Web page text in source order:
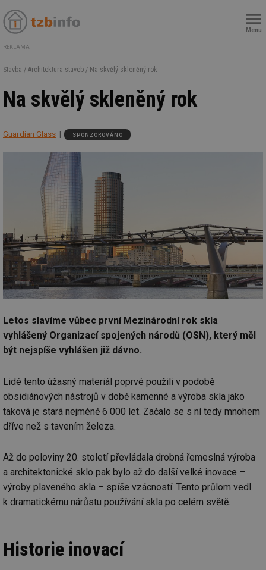
Menu
REKLAMA
Stavba / Architektura staveb / Na skvělý skleněný rok
Na skvělý skleněný rok
Guardian Glass SPONZOROVÁNO
Letos slavíme vůbec první Mezinárodní rok skla
vyhlášený Organizací spojených národů (OSN), který měl
být nejspíše vyhlášen již dávno.
Lidé tento úžasný materiál poprvé použili v podobě
obsidiánových nástrojů v době kamenné a výroba skla jako
taková je stará nejméně 6 000 let. Začalo se s ní tedy mnohem
dříve než s tavením železa.
Až do poloviny 20. století převládala drobná řemeslná výroba
a architektonické sklo pak bylo až do další velké inovace –
výroby plaveného skla – spíše vzácností. Tento průlom vedl
k dramatickému nárůstu používání skla po celém světě.
Historie inovací